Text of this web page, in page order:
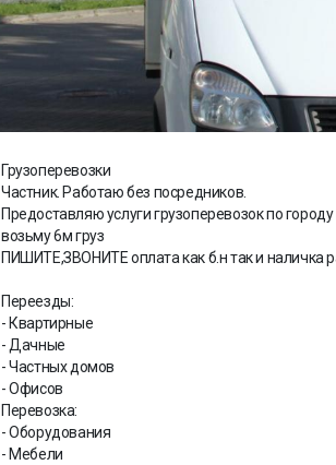
Грузоперевозки
Частник. Работаю без посредников.
Предоставляю услуги грузоперевозок по
возьму 6м груз
ПИШИТЕ,ЗВОНИТЕ оплата как б.н так и наличка
Переезды:
- Квартирные
- Дачные
- Частных домов
- Офисов
Перевозка:
- Оборудования
- Мебели